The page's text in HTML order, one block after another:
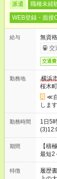
派遣 職種未経
WEB登録・面接
給与
無資
交
交通費
勤務地
横浜
桜木
≪
します
勤務時間
1日5時間からOK！
(3)12:00～17:00 「子
「余
はプ
いね。 ※Wワーク希望の方へ 今ご覧のお仕事で希望
間と
場合
期間
【積
最短2
特徴 履歴